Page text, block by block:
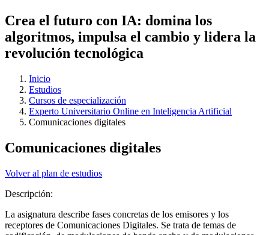
Crea el futuro con IA: domina los
algoritmos, impulsa el cambio y lidera la
revolución tecnológica
Inicio
Estudios
Cursos de especialización
Experto Universitario Online en Inteligencia Artificial
Comunicaciones digitales
Comunicaciones digitales
Volver al plan de estudios
Descripción:
La asignatura describe fases concretas de los emisores y los
receptores de Comunicaciones Digitales. Se trata de temas de